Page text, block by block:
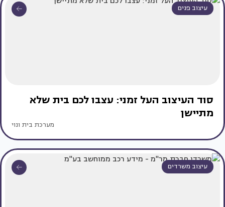
עיצוב פנים
סוד העיצוב העל זמני: עצבו לכם בית שלא
מתיישן
מערכת בית ונוי
עיצוב משרדים